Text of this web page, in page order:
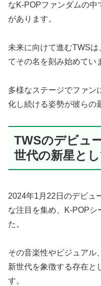
なK-POPファンダムの中
があります。
未来に向けて進むTWSは
てその名を刻み始めてい
多様なステージでファン
化し続ける姿勢が彼らの
TWSのデビュ
世代の新星と
2024年1月22日のデビュ
な注目を集め、K-POPシ
た。
その音楽性やビジュアル
新世代を象徴する存在と
す。